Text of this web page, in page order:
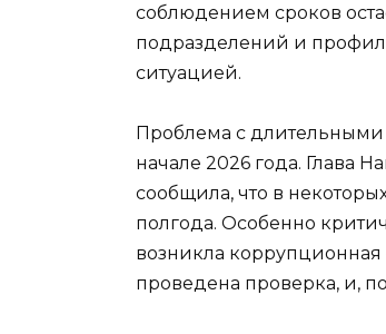
соблюдением сроков
подразделений и
ситуацией.
Проблема с длительными
начале 2026 года. Глава
сообщила, что в
полгода. Особенно
возникла
проведена проверка, и,